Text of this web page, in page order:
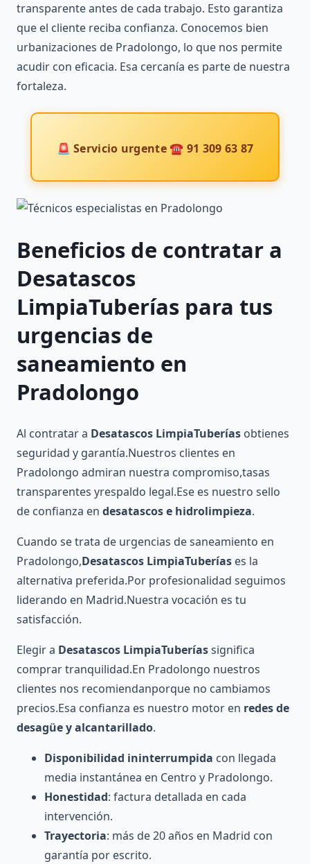
transparente antes de cada trabajo. Esto garantiza
que el cliente reciba confianza. Conocemos bien
urbanizaciones de Pradolongo, lo que nos permite
acudir con eficacia. Esa cercanía es parte de nuestra
fortaleza.
🚨 Servicio urgente ☎ 91 309 63 87
Beneficios de contratar a
Desatascos
LimpiaTuberías para tus
urgencias de
saneamiento en
Pradolongo
Al contratar a Desatascos LimpiaTuberías obtienes
seguridad y garantía.Nuestros clientes en
Pradolongo admiran nuestra compromiso,tasas
transparentes yrespaldo legal.Ese es nuestro sello
de confianza en desatascos e hidrolimpieza.
Cuando se trata de urgencias de saneamiento en
Pradolongo,Desatascos LimpiaTuberías es la
alternativa preferida.Por profesionalidad seguimos
liderando en Madrid.Nuestra vocación es tu
satisfacción.
Elegir a Desatascos LimpiaTuberíassignifica
comprar tranquilidad.En Pradolongo nuestros
clientes nos recomiendanporque no cambiamos
precios.Esa confianza es nuestro motor en redes de
desagüe y alcantarillado.
Disponibilidad ininterrumpida con llegada
media instantánea en Centro y Pradolongo.
Honestidad: factura detallada en cada
intervención.
Trayectoria: más de 20 años en Madrid con
garantía por escrito.